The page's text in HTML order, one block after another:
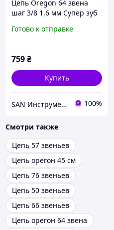
Цепь Oregon 64 звена
шаг 3/8 1,6 мм Супер зуб
470
Готово к отправке
759₴
Купить
SAN Инструмент Комплектующие Запчасти 100%
Смотри также
Цепь 57 звеньев
Цепь орегон 45 см
Цепь 76 звеньев
Цепь 50 звеньев
Цепь 66 звеньев
Цепь орегон 64 звена